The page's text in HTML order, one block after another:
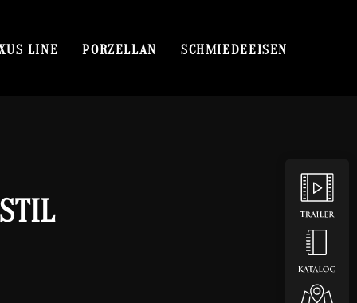
LINE PORZELLAN SCHMIEDEEISEN